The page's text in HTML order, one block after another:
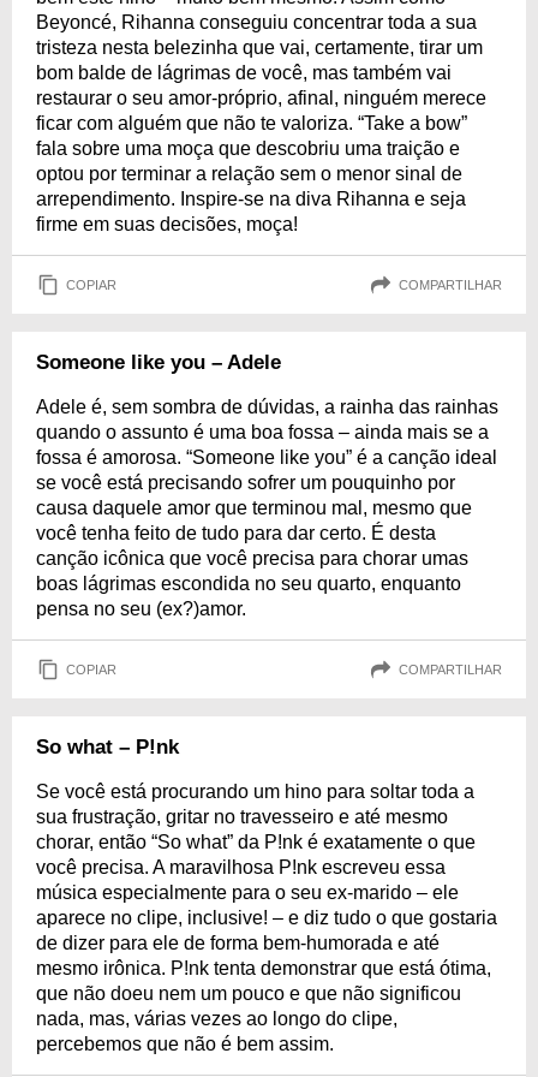
Beyoncé, Rihanna conseguiu concentrar toda a sua
tristeza nesta belezinha que vai, certamente, tirar um
bom balde de lágrimas de você, mas também vai
restaurar o seu amor-próprio, afinal, ninguém merece
ficar com alguém que não te valoriza. “Take a bow”
fala sobre uma moça que descobriu uma traição e
optou por terminar a relação sem o menor sinal de
arrependimento. Inspire-se na diva Rihanna e seja
firme em suas decisões, moça!
COPIAR COMPARTILHAR
Someone like you – Adele
Adele é, sem sombra de dúvidas, a rainha das rainhas
quando o assunto é uma boa fossa – ainda mais se a
fossa é amorosa. “Someone like you” é a canção ideal
se você está precisando sofrer um pouquinho por
causa daquele amor que terminou mal, mesmo que
você tenha feito de tudo para dar certo. É desta
canção icônica que você precisa para chorar umas
boas lágrimas escondida no seu quarto, enquanto
pensa no seu (ex?)amor.
COPIAR COMPARTILHAR
So what – P!nk
Se você está procurando um hino para soltar toda a
sua frustração, gritar no travesseiro e até mesmo
chorar, então “So what” da P!nk é exatamente o que
você precisa. A maravilhosa P!nk escreveu essa
música especialmente para o seu ex-marido – ele
aparece no clipe, inclusive! – e diz tudo o que gostaria
de dizer para ele de forma bem-humorada e até
mesmo irônica. P!nk tenta demonstrar que está ótima,
que não doeu nem um pouco e que não significou
nada, mas, várias vezes ao longo do clipe,
percebemos que não é bem assim.